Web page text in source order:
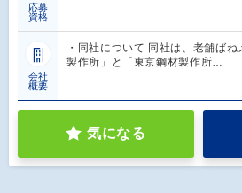
応募
資格
会社
概要
・同社について 同社は、老舗ば
製作所」と「東京鋼材製作所…
気になる